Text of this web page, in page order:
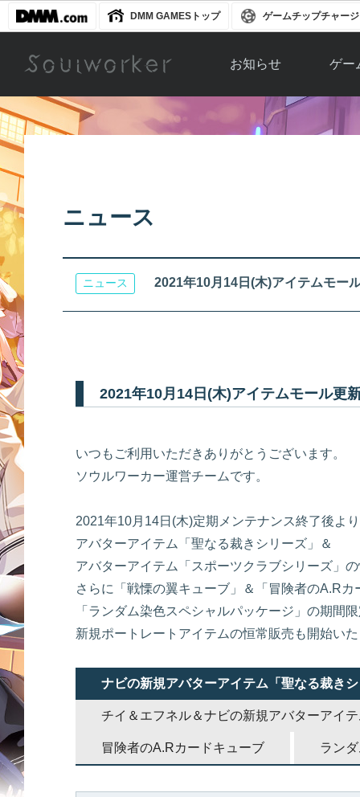
DMM GAMESトップ ゲームチップチャージ
お知らせ
お知らせ一覧
ゲー
ソウ
アップ
ニュース
ニュース 2021年10月14日(木)アイテムモー
2021年10月14日(木)アイテムモール更
いつもご利用いただきありがとうございます。
ソウルワーカー運営チームです。
2021年10月14日(木)定期メンテナンス終了後よ
アバターアイテム「聖なる裁きシリーズ」＆
アバターアイテム「スポーツクラブシリーズ」
さらに「戦慄の翼キューブ」＆「冒険者のA.Rカ
「ランダム染色スペシャルパッケージ」の期間
新規ポートレートアイテムの恒常販売も開始い
ナビの新規アバターアイテム「聖なる裁き
チイ＆エフネル＆ナビの新規アバターアイ
冒険者のA.Rカードキューブ ラン